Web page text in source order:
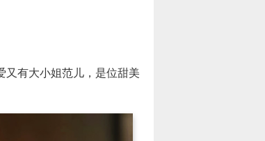
有大小姐范儿，是位甜美